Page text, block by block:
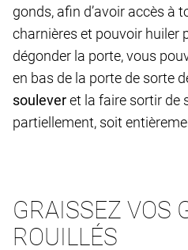
gonds, afin d’avoir accès à
charnières et pouvoir huiler
dégonder la porte, vous
en bas de la porte de sorte
souleveret la faire sortir de
partiellement, soit
GRAISSEZ VOS
ROUILLÉS